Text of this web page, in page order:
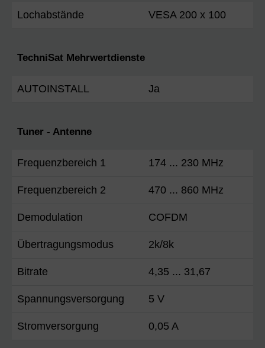
Lochabstände VESA 200 x 100
TechniSat Mehrwertdienste
AUTOINSTALL Ja
Tuner - Antenne
Frequenzbereich 1 174 ... 230 MHz
Frequenzbereich 2 470 ... 860 MHz
Demodulation COFDM
Übertragungsmodus 2k/8k
Bitrate 4,35 ... 31,67
Spannungsversorgung 5 V
Stromversorgung 0,05 A